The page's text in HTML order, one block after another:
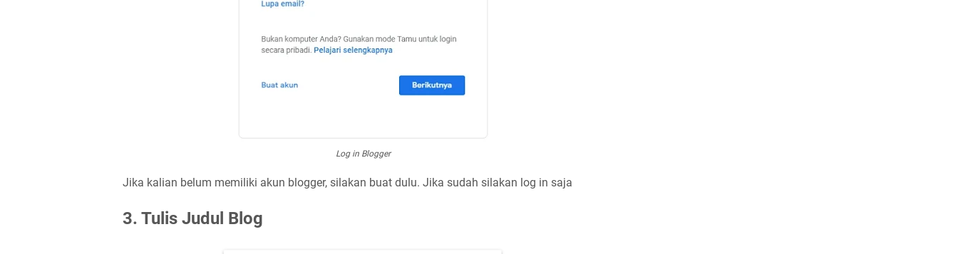
Log in Blogger
Jika kalian belum memiliki akun blogger, silakan buat dulu. Jika sudah silakan log in saja
3. Tulis Judul Blog